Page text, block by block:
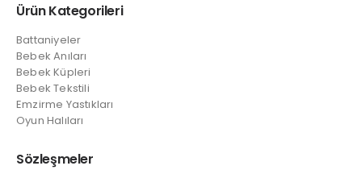
Ürün Kategorileri
Battaniyeler
Bebek Anıları
Bebek Küpleri
Bebek Tekstili
Emzirme Yastıkları
Oyun Halıları
Sözleşmeler